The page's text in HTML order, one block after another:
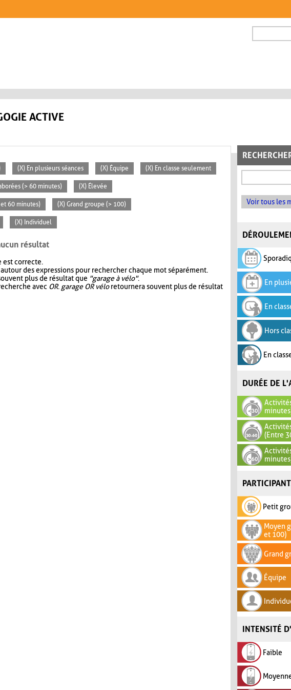
ACTIVE
Voir tous les
En
En
Hors
En
DURÉE DE
(Entre
Petit
Moyen
et 100)
Grand
Équipe
INTENSITÉ
Faible
(X) En plusieurs séances (X) Équipe (X) En classe seulement
(> 60 minutes) (X) Élevée
60 minutes) (X) Grand groupe (> 100)
(X) Individuel
résultat
est correcte.
des expressions pour rechercher chaque mot séparément.
plus de résultat que "garage à vélo".
avec OR. garage OR véloretournera souvent plus de résultat